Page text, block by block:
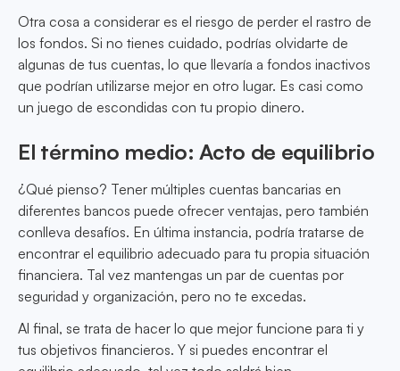
Otra cosa a considerar es el riesgo de perder el rastro de
los fondos. Si no tienes cuidado, podrías olvidarte de
algunas de tus cuentas, lo que llevaría a fondos inactivos
que podrían utilizarse mejor en otro lugar. Es casi como
un juego de escondidas con tu propio dinero.
El término medio: Acto de equilibrio
¿Qué pienso? Tener múltiples cuentas bancarias en
diferentes bancos puede ofrecer ventajas, pero también
conlleva desafíos. En última instancia, podría tratarse de
encontrar el equilibrio adecuado para tu propia situación
financiera. Tal vez mantengas un par de cuentas por
seguridad y organización, pero no te excedas.
Al final, se trata de hacer lo que mejor funcione para ti y
tus objetivos financieros. Y si puedes encontrar el